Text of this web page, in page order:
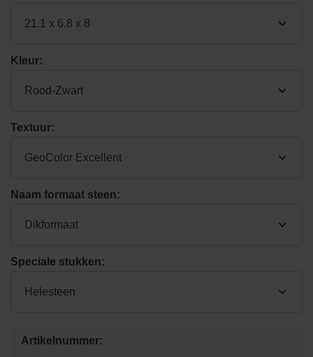
21.1 x 6.8 x 8
Kleur:
Rood-Zwart
Textuur:
GeoColor Excellent
Naam formaat steen:
Dikformaat
Speciale stukken:
Helesteen
Artikelnummer: